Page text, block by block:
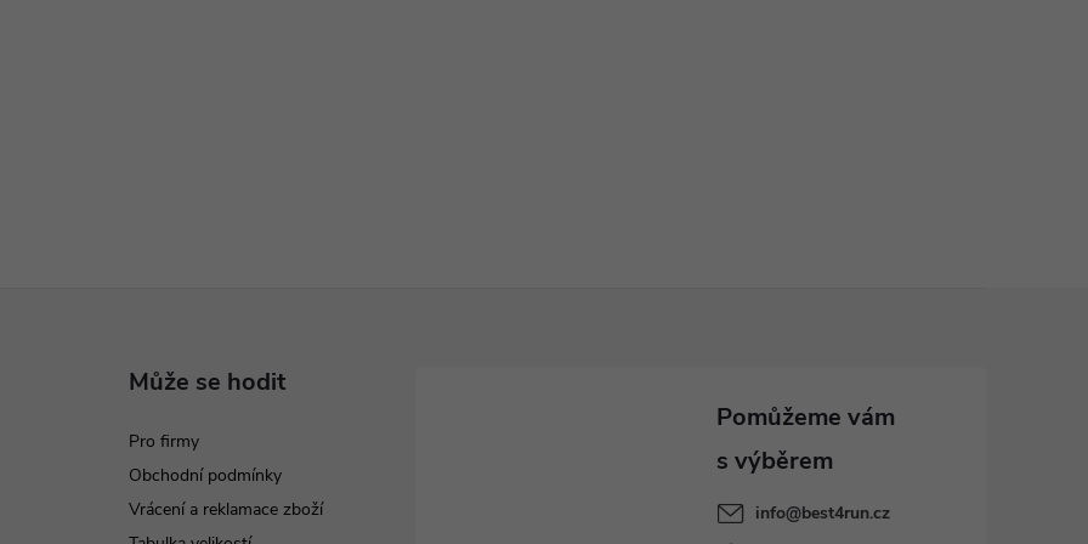
Může se hodit
Pro firmy
Obchodní podmínky
Vrácení a reklamace zboží
info@best4run.cz